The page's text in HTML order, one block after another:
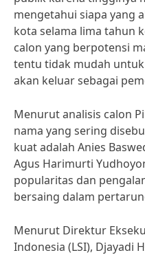
mengetahui siapa yang
kota selama lima tahun
calon yang berpotensi
tentu tidak mudah
akan keluar sebagai
Menurut analisis calon
nama yang sering
kuat adalah Anies
Agus Harimurti
popularitas dan
bersaing dalam
Menurut Direktur
Indonesia (LSI), Djayadi